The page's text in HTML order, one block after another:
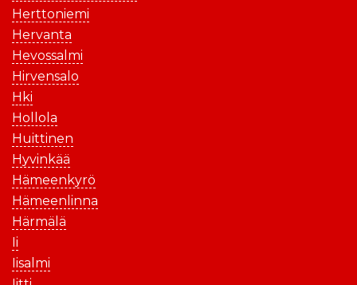
Herttoniemi
Hervanta
Hevossalmi
Hirvensalo
Hki
Hollola
Huittinen
Hyvinkää
Hämeenkyrö
Hämeenlinna
Härmälä
Ii
Iisalmi